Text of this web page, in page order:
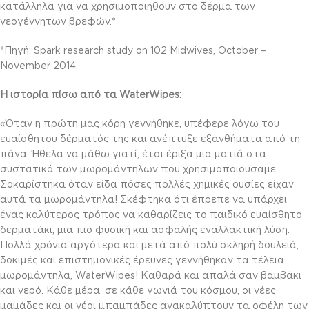
κατάλληλα για να χρησιμοποιηθούν στο δέρμα των
νεογέννητων βρεφών.*
*Πηγή: Spark research study on 102 Midwives, October –
November 2014.
Η ιστορία πίσω από τα WaterWipes:
«Όταν η πρώτη μας κόρη γεννήθηκε, υπέφερε λόγω του
ευαίσθητου δέρματός της και ανέπτυξε εξανθήματα από τη
πάνα. Ήθελα να μάθω γιατί, έτσι έριξα μια ματιά στα
συστατικά των μωρομάντηλων που χρησιμοποιούσαμε.
Σοκαρίστηκα όταν είδα πόσες πολλές χημικές ουσίες είχαν
αυτά τα μωρομάντηλα! Σκέφτηκα ότι έπρεπε να υπάρχει
ένας καλύτερος τρόπος να καθαρίζεις το παιδικό ευαίσθητο
δερματάκι, μια πιο φυσική και ασφαλής εναλλακτική λύση.
Πολλά χρόνια αργότερα και μετά από πολύ σκληρή δουλειά,
δοκιμές και επιστημονικές έρευνες γεννήθηκαν τα τέλεια
μωρομάντηλα, WaterWipes! Καθαρά και απαλά σαν βαμβάκι
και νερό. Κάθε μέρα, σε κάθε γωνιά του κόσμου, οι νέες
μαμάδες και οι νέοι μπαμπάδες ανακαλύπτουν τα οφέλη των